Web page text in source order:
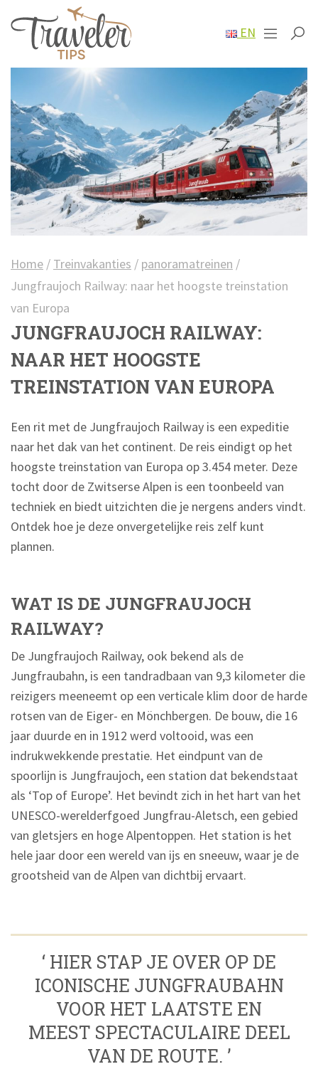
EN
Home / Treinvakanties / panoramatreinen /
Jungfraujoch Railway: naar het hoogste treinstation
van Europa
JUNGFRAUJOCH RAILWAY:
NAAR HET HOOGSTE
TREINSTATION VAN EUROPA
Een rit met de Jungfraujoch Railway is een expeditie
naar het dak van het continent. De reis eindigt op het
hoogste treinstation van Europa op 3.454 meter. Deze
tocht door de Zwitserse Alpen is een toonbeeld van
techniek en biedt uitzichten die je nergens anders vindt.
Ontdek hoe je deze onvergetelijke reis zelf kunt
plannen.
WAT IS DE JUNGFRAUJOCH
RAILWAY?
De Jungfraujoch Railway, ook bekend als de
Jungfraubahn, is een tandradbaan van 9,3 kilometer die
reizigers meeneemt op een verticale klim door de harde
rotsen van de Eiger- en Mönchbergen. De bouw, die 16
jaar duurde en in 1912 werd voltooid, was een
indrukwekkende prestatie. Het eindpunt van de
spoorlijn is Jungfraujoch, een station dat bekendstaat
als ‘Top of Europe’. Het bevindt zich in het hart van het
UNESCO-werelderfgoed Jungfrau-Aletsch, een gebied
van gletsjers en hoge Alpentoppen. Het station is het
hele jaar door een wereld van ijs en sneeuw, waar je de
grootsheid van de Alpen van dichtbij ervaart.
‘ HIER STAP JE OVER OP DE
ICONISCHE JUNGFRAUBAHN
VOOR HET LAATSTE EN
MEEST SPECTACULAIRE DEEL
VAN DE ROUTE. ’